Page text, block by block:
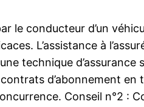
le conducteur d’un
L’assistance à
technique d’assurance
d’abonnement en
Conseil n°2 :